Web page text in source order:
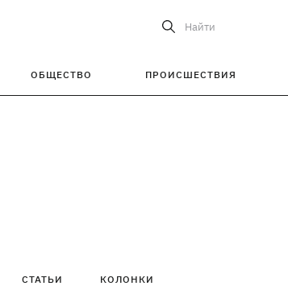
Найти
ОБЩЕСТВО ПРОИСШЕСТВИЯ
СТАТЬИ КОЛОНКИ